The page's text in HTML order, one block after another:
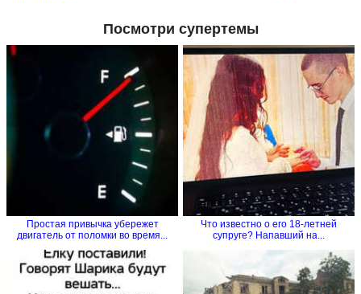
Посмотри супертемы
Простая привычка убережет
двигатель от поломки во время...
Что известно о его 18-летней
супруге? Напавший на...